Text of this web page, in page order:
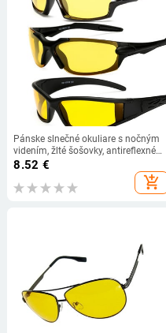
Pánske slnečné okuliare s nočným
videním, žlté šošovky, antireflexné
okuliare, polarizované slnečné
okuliare s UV400 ochranou pre
vodičov
8.52 €
add_shopping_cart